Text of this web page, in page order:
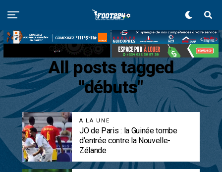
All posts tagged
"débuts"
A LA UNE
JO de Paris : la Guinée tombe
d’entrée contre la Nouvelle-
Zélande